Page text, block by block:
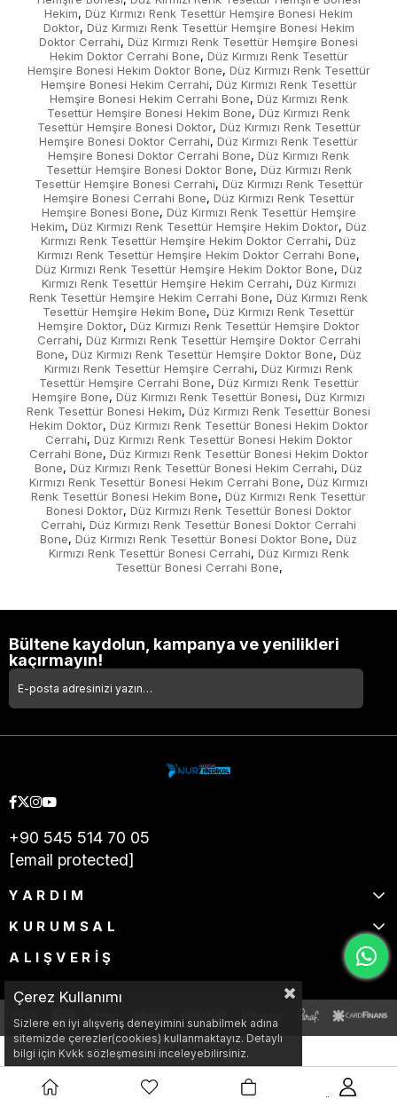
Hekim, Düz Kırmızı Renk Tesettür Hemşire Bonesi Hekim
Doktor, Düz Kırmızı Renk Tesettür Hemşire Bonesi Hekim
Doktor Cerrahi, Düz Kırmızı Renk Tesettür Hemşire Bonesi
Hekim Doktor Cerrahi Bone, Düz Kırmızı Renk Tesettür
Hemşire Bonesi Hekim Doktor Bone, Düz Kırmızı Renk Tesettür
Hemşire Bonesi Hekim Cerrahi, Düz Kırmızı Renk Tesettür
Hemşire Bonesi Hekim Cerrahi Bone, Düz Kırmızı Renk
Tesettür Hemşire Bonesi Hekim Bone, Düz Kırmızı Renk
Tesettür Hemşire Bonesi Doktor, Düz Kırmızı Renk Tesettür
Hemşire Bonesi Doktor Cerrahi, Düz Kırmızı Renk Tesettür
Hemşire Bonesi Doktor Cerrahi Bone, Düz Kırmızı Renk
Tesettür Hemşire Bonesi Doktor Bone, Düz Kırmızı Renk
Tesettür Hemşire Bonesi Cerrahi, Düz Kırmızı Renk Tesettür
Hemşire Bonesi Cerrahi Bone, Düz Kırmızı Renk Tesettür
Hemşire Bonesi Bone, Düz Kırmızı Renk Tesettür Hemşire
Hekim, Düz Kırmızı Renk Tesettür Hemşire Hekim Doktor, Düz
Kırmızı Renk Tesettür Hemşire Hekim Doktor Cerrahi, Düz
Kırmızı Renk Tesettür Hemşire Hekim Doktor Cerrahi Bone,
Düz Kırmızı Renk Tesettür Hemşire Hekim Doktor Bone, Düz
Kırmızı Renk Tesettür Hemşire Hekim Cerrahi, Düz Kırmızı
Renk Tesettür Hemşire Hekim Cerrahi Bone, Düz Kırmızı Renk
Tesettür Hemşire Hekim Bone, Düz Kırmızı Renk Tesettür
Hemşire Doktor, Düz Kırmızı Renk Tesettür Hemşire Doktor
Cerrahi, Düz Kırmızı Renk Tesettür Hemşire Doktor Cerrahi
Bone, Düz Kırmızı Renk Tesettür Hemşire Doktor Bone, Düz
Kırmızı Renk Tesettür Hemşire Cerrahi, Düz Kırmızı Renk
Tesettür Hemşire Cerrahi Bone, Düz Kırmızı Renk Tesettür
Hemşire Bone, Düz Kırmızı Renk Tesettür Bonesi, Düz Kırmızı
Renk Tesettür Bonesi Hekim, Düz Kırmızı Renk Tesettür Bonesi
Hekim Doktor, Düz Kırmızı Renk Tesettür Bonesi Hekim Doktor
Cerrahi, Düz Kırmızı Renk Tesettür Bonesi Hekim Doktor
Cerrahi Bone, Düz Kırmızı Renk Tesettür Bonesi Hekim Doktor
Bone, Düz Kırmızı Renk Tesettür Bonesi Hekim Cerrahi, Düz
Kırmızı Renk Tesettür Bonesi Hekim Cerrahi Bone, Düz Kırmızı
Renk Tesettür Bonesi Hekim Bone, Düz Kırmızı Renk Tesettür
Bonesi Doktor, Düz Kırmızı Renk Tesettür Bonesi Doktor
Cerrahi, Düz Kırmızı Renk Tesettür Bonesi Doktor Cerrahi
Bone, Düz Kırmızı Renk Tesettür Bonesi Doktor Bone, Düz
Kırmızı Renk Tesettür Bonesi Cerrahi, Düz Kırmızı Renk
Tesettür Bonesi Cerrahi Bone,
Bültene kaydolun, kampanya ve yenilikleri
kaçırmayın!
+90 545 514 70 05
[email protected]
YARDIM
KURUMSAL
ALIŞVERİŞ
Çerez Kullanımı
Sizlere en iyi alışveriş deneyimini sunabilmek adına
sitemizde çerezler(cookies) kullanmaktayız. Detaylı
bilgi için Kvkk sözleşmesini inceleyebilirsiniz.